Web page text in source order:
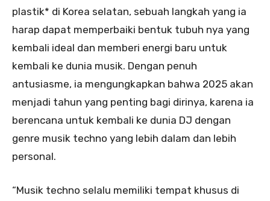
plastik* di Korea selatan, sebuah langkah yang ia
harap dapat memperbaiki bentuk tubuh nya yang
kembali ideal dan memberi energi baru untuk
kembali ke dunia musik. Dengan penuh
antusiasme, ia mengungkapkan bahwa 2025 akan
menjadi tahun yang penting bagi dirinya, karena ia
berencana untuk kembali ke dunia DJ dengan
genre musik techno yang lebih dalam dan lebih
personal.
“Musik techno selalu memiliki tempat khusus di